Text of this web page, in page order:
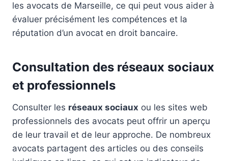
les avocats de Marseille, ce qui peut vous aider à
évaluer précisément les compétences et la
réputation d’un avocat en droit bancaire.
Consultation des réseaux sociaux
et professionnels
Consulter les réseaux sociaux ou les sites web
professionnels des avocats peut offrir un aperçu
de leur travail et de leur approche. De nombreux
avocats partagent des articles ou des conseils